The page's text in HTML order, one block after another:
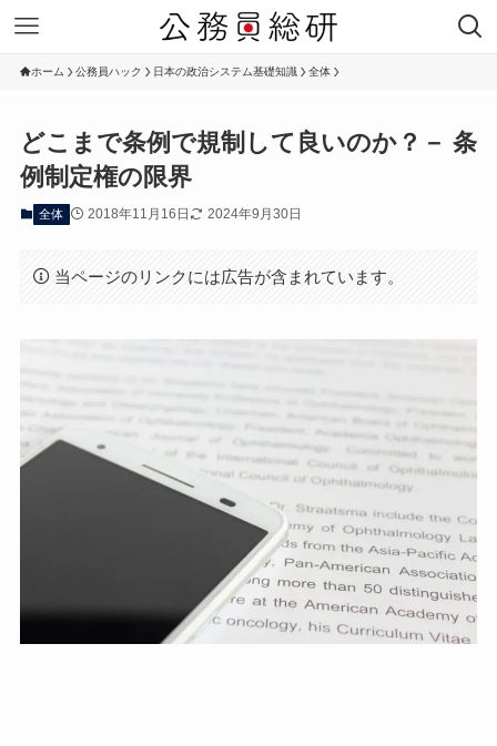
ホーム 公務員ハック 日本の政治システム基礎知識 全体
どこまで条例で規制して良いのか？－ 条
例制定権の限界
全体 2018年11月16日 2024年9月30日
当ページのリンクには広告が含まれています。